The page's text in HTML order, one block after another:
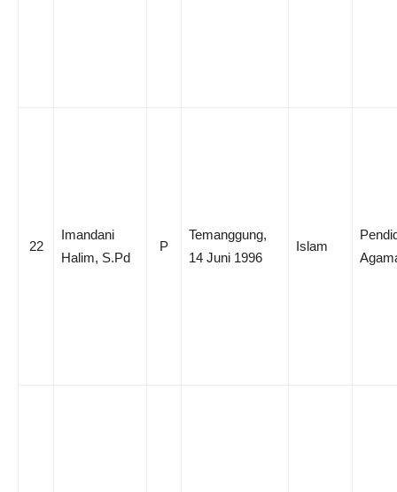
22
Imandani
Halim, S.Pd
P
Temanggung,
14 Juni 1996
Islam